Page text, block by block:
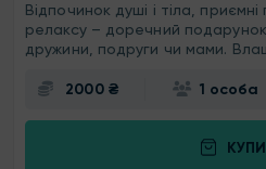
Відпочинок душі і тіла,
релаксу – доречний подарунок
дружини, подруги чи мами.
2000 ₴ 1 особа